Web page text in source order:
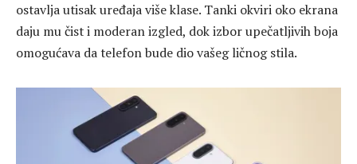
ostavlja utisak uređaja više klase. Tanki okviri oko ekrana
daju mu čist i moderan izgled, dok izbor upečatljivih boja
omogućava da telefon bude dio vašeg ličnog stila.